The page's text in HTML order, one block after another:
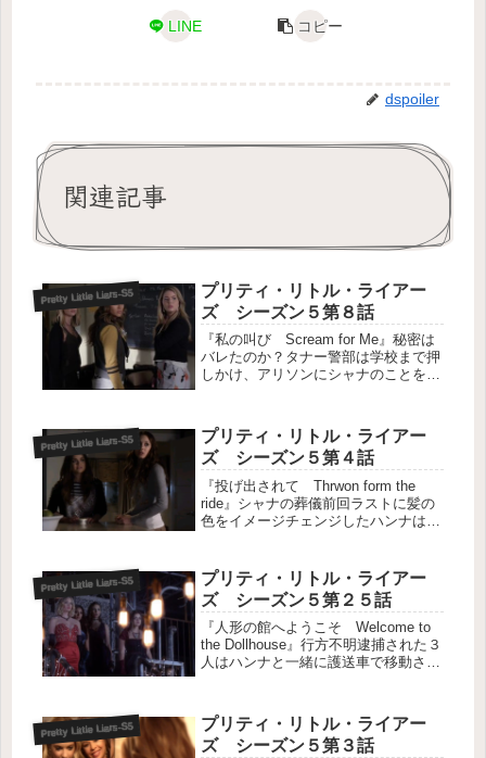
LINE コピー
dspoiler
関連記事
Pretty Little Liars-S5
プリティ・リトル・ライアー
ズ シーズン５第８話
『私の叫び Scream for Me』秘密は
バレたのか？タナー警部は学校まで押
しかけ、アリソンにシャナのことを聞
うが、「警察はいろいろと仮説を立て
ている」としか返ってこな...
Pretty Little Liars-S5
プリティ・リトル・ライアー
ズ シーズン５第４話
『投げ出されて Thrwon form the
ride』シャナの葬儀前回ラストに髪の
色をイメージチェンジしたハンナは、
名前が書かれている。アリアはシャナ
の持ち物だったその...
Pretty Little Liars-S5
プリティ・リトル・ライアー
ズ シーズン５第２５話
『人形の館へようこそ Welcome to
the Dollhouse』行方不明逮捕された３
人はハンナと一緒に護送車で移動させ
か企んでいると匿名のタレコミがあ
り、別々にされ...
Pretty Little Liars-S5
プリティ・リトル・ライアー
ズ シーズン５第３話